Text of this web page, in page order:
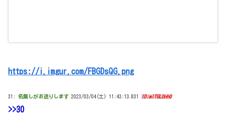
https://i.imgur.com/FBGDsQG.png
31: 名無しがお送りします 2023/03/04(土) 11:43:13.831 ID:mITGLOnh0
>>30